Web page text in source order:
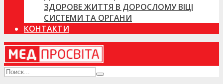
ЗДОРОВЕ ЖИТТЯ В ДОРОСЛОМУ ВІЦІ
СИСТЕМИ ТА ОРГАНИ
КОНТАКТИ